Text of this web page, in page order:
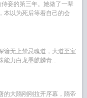
妾的第三年。她做了一辈
本以为死后等着自己的会
谙无上禁忌魂道，大道至宝
能力白龙墨麒麟青...
的大隋刚刚拉开序幕，隋帝